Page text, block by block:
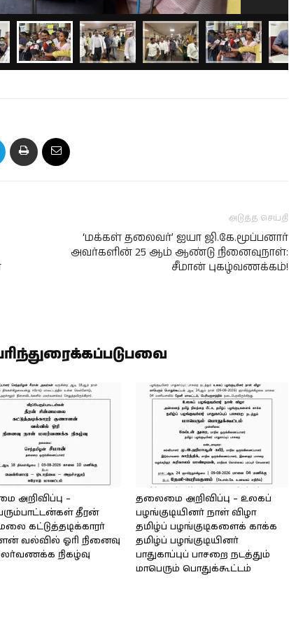
அடுத்த செய்தி
‘மக்கள் தலைவர்’ ஐயா ஜி.கே.மூப்பனார்
அவர்களின் 25 ஆம் ஆண்டு நினைவுநாள்:
சீமான் புகழ்வணக்கம்!
அறிவிப்பு –
தீரன்
கட்டுத்தடிக்காரர்
வல்வில் ஓரி நினைவு
நிகழ்வு
தலைமை அறிவிப்பு – உலகப்
பழங்குடியினர் நாள் விழா
தமிழ்ப் பழங்குடிகளைக் காக்க
தமிழ்ப் பழங்குடியினர்
பாதுகாப்புப் பாசறை நடத்தும்
மாபெரும் பொதுக்கூட்டம்